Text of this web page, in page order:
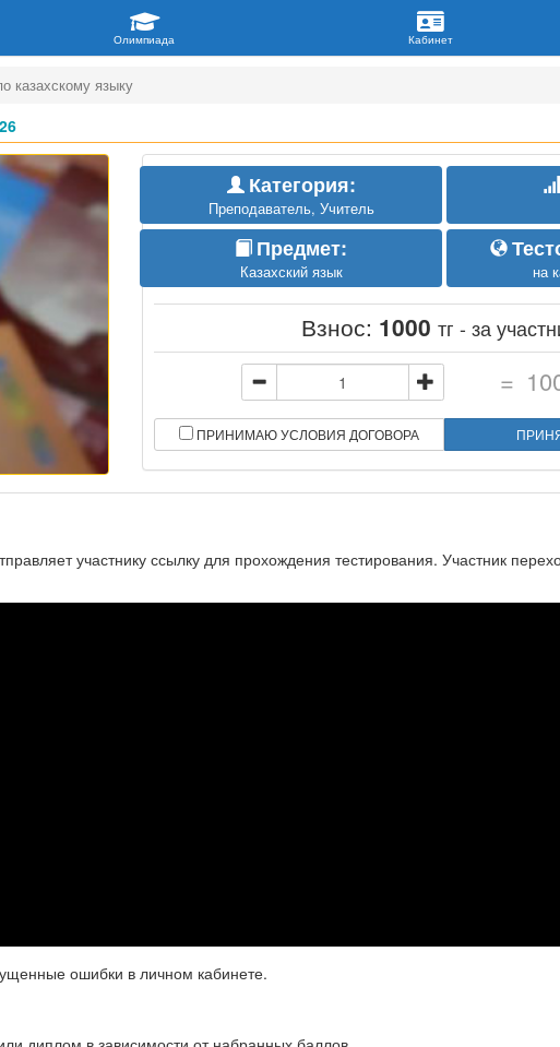
казахскому языку
Категория:
Преподаватель, Учитель
Предмет:
Казахский язык на
Взнос: 1000 тг - за
=
ПРИНИМАЮ УСЛОВИЯ ДОГОВОРА
участнику ссылку для прохождения тестирования. Участник
ошибки в личном кабинете.